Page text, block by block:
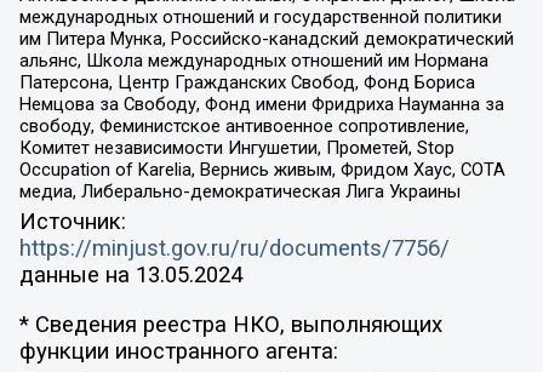
международных отношений и государственной политики
им Питера Мунка, Российско-канадский демократический
альянс, Школа международных отношений им Нормана
Патерсона, Центр Гражданских Свобод, Фонд Бориса
Немцова за Свободу, Фонд имени Фридриха Науманна за
свободу, Феминистское антивоенное сопротивление,
Комитет независимости Ингушетии, Прометей, Stop
Occupation of Karelia, Вернись живым, Фридом Хаус, СОТА
медиа, Либерально-демократическая Лига Украины
Источник:
https://minjust.gov.ru/ru/documents/7756/
данные на 13.05.2024
* Сведения реестра НКО, выполняющих
функции иностранного агента: